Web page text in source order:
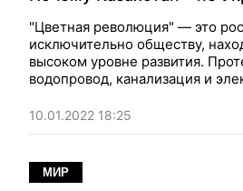
"Цветная революция" — это
исключительно обществу,
высоком уровне развития.
водопровод, канализация и
шумок криминальные элементы
прохожих на улицах.
10.01.2022 18:25
МИР